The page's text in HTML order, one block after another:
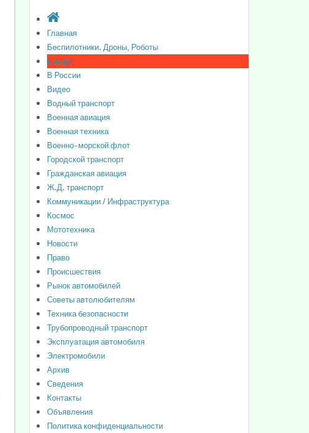
Главная
Беспилотники. Дроны, Роботы
В мире
В России
Видео
Водный транспорт
Военная авиация
Военная техника
Военно-морской флот
Городской транспорт
Гражданская авиация
Ж.Д. транспорт
Коммуникации / Инфраструктура
Космос
Мототехника
Новости
Право
Происшествия
Рынок автомобилей
Советы автолюбителям
Техника безопасности
Трубопроводный транспорт
Эксплуатация автомобиля
Электромобили
Архив
Сведения
Контакты
Объявления
Политика конфиденциальности